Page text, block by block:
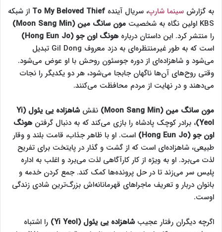
به گزارش سینما شارپ، سریال آینده To My Beloved Thief از شبکه
KBS اولین نگاه به شخصیت
مون سانگ مین (Moon Sang Min)
را منتشر کرد. این داستان درباره هونگ اون جو (Hong Eun Jo)
است که به طور غیرمنتظره‌ای به دزد معروف Gil Dong تبدیل
می‌شود و شاهزاده‌ای از دوره جوسئون روحش با او عوض می‌شود.
وقتی روح‌های آن‌ها ناگهان جابجا می‌شود، هر دو یکدیگر را نجات
می‌دهند و در نهایت از مردم محافظت می‌کنند.
مون سانگ مین (Moon Sang Min) نقش
شاهزاده یی یئول (Yi
Yeol) ، برادر کوچک پادشاه را بازی می‌کند که به دنبال گرفتن هونگ
اون جو (Hong Eun Jo)
است. او با ظاهر جذاب، قامت بلند و وقار
طبیعی، شاهزاده‌ای است که از گشت و گذار در پایتخت برای تفریح
لذت می‌برد. او به ویژه از کار کارآگاهی لذت می‌برد و اغلب به اداره
پلیس سر می‌زند تا در حل پرونده‌ها کمک کند. جمع کردن خدمه و
بانوان دربار و تعریف ماجراهای قهرمانانه‌اش بزرگ‌ترین شادی زندگی
اوست.
اگرچه دیگران رفتار عجیبشاهزاده یی یئول (Yi Yeol)
را اشتباه